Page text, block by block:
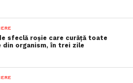
sfeclă roșie care curăță toate
din organism, în trei zile